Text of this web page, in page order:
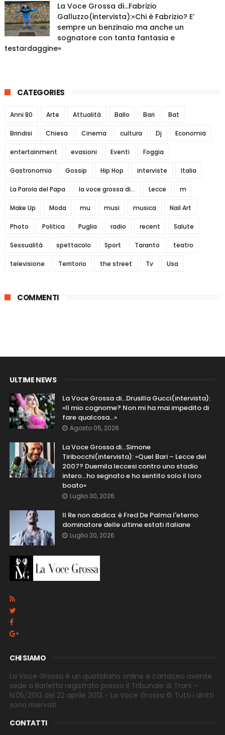
La Voce Grossa di…Fabrizio
Galluzzo(intervista):«Chi è Fabrizio? E’
sempre un benzinaio ma anche un
sognatore con tanta fantasia e
testardaggine»
CATEGORIES
Anni 80 Arte Attualità Ballo Bari Bat
Brindisi Chiesa Cinema cultura Dj Economia
entertainment evasioni Eventi Foggia
Gastronomia Gossip Hip Hop interviste Italia
La Parola del Papa la voce grossa di... Lecce m
Make Up Moda mu musi musica Nail Art
Photo Politica Puglia radio recent Salute
Sessualità spettacolo Sport Taranto teatro
televisione Territorio the street Tv Usa
COMMENTI
ULTIME NEWS
La Voce Grossa di…Drusilla Gucci(intervista):
«Il mio cognome? Non mi ha mai impedito di
fare qualcosa…»
Agosto 05, 2026
La Voce Grossa di…Simone
Tiribocchi(intervista): «Quel Bari – Lecce del
2007? Duemila leccesi contro uno stadio
intero...ho segnato e ho sentito solo il loro
boato»
Luglio 30, 2026
Il Re non abdica: è Fred De Palma l'eterno
dominatore delle ultime estati italiane
Luglio 20, 2026
CHI SIAMO
La Voce Grossa è un quotidiano online e cartaceo avente
sede a Barletta registrato presso il Tribunale di Trani -
N.05/2013 del 22 aprile 2013 - La Voce Grossa © Tutti i diritti
sono riservati.
CONTATTI